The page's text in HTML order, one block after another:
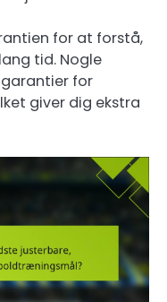
for at forstå,
tid. Nogle
for
giver dig ekstra